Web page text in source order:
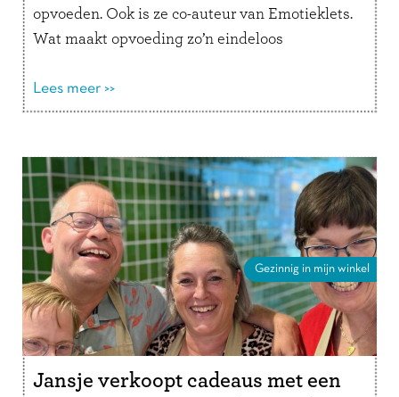
opvoeden. Ook is ze co-auteur van Emotieklets.
Wat maakt opvoeding zo’n eindeloos
verschillende opvoedstijlen en …
Lees meer >>
Gezinnig in mijn winkel
Jansje verkoopt cadeaus met een